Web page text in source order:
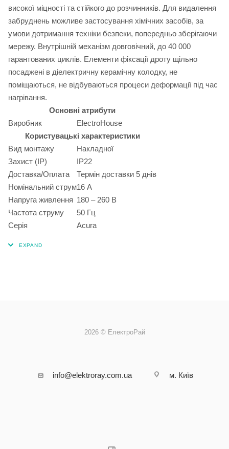
високої міцності та стійкого до розчинників. Для видалення
забруднень можливе застосування хімічних засобів, за
умови дотримання техніки безпеки, попередньо зберігаючи
мережу. Внутрішній механізм довговічний, до 40 000
гарантованих циклів. Елементи фіксації дроту щільно
посаджені в діелектричну керамічну колодку, не
поміщаються, не відбуваються процеси деформації під час
нагрівання.
Основні атрибути
Виробник
ElectroHouse
Користувацькі характеристики
Вид монтажу
Накладної
Захист (IP)
IP22
Доставка/Оплата
Термін доставки 5 днів
Номінальний струм16 А
Напруга живлення 180 – 260 В
Частота струму
50 Гц
Серія
Acura
2026 © ЕлектроРай
info@elektroray.com.ua м. Київ